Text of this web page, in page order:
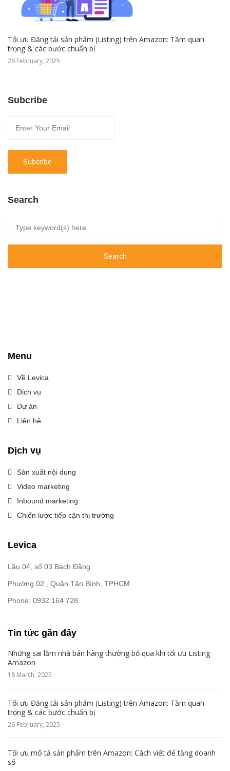
Tối ưu Đăng tải sản phẩm (Listing) trên Amazon: Tầm quan
trọng & các bước chuẩn bị
26 February, 2025
Subcribe
Search
Menu
Về Levica
Dịch vụ
Dự án
Liên hệ
Dịch vụ
Sản xuất nội dung
Video marketing
Inbound marketing
Chiến lược tiếp cận thị trường
Levica
Lầu 04, số 03 Bạch Đằng
Phường 02 , Quận Tân Bình, TPHCM
Phone: 0932 164 728
Tin tức gần đây
Những sai lầm nhà bán hàng thường bỏ qua khi tối ưu Listing
Amazon
18 March, 2025
Tối ưu Đăng tải sản phẩm (Listing) trên Amazon: Tầm quan
trọng & các bước chuẩn bị
26 February, 2025
Tối ưu mô tả sản phẩm trên Amazon: Cách viết để tăng doanh
số